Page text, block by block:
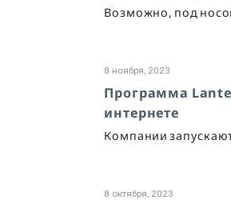
Возможно, под
8 ноября, 2023
Программа
интернете
Компании
8 октября, 2023